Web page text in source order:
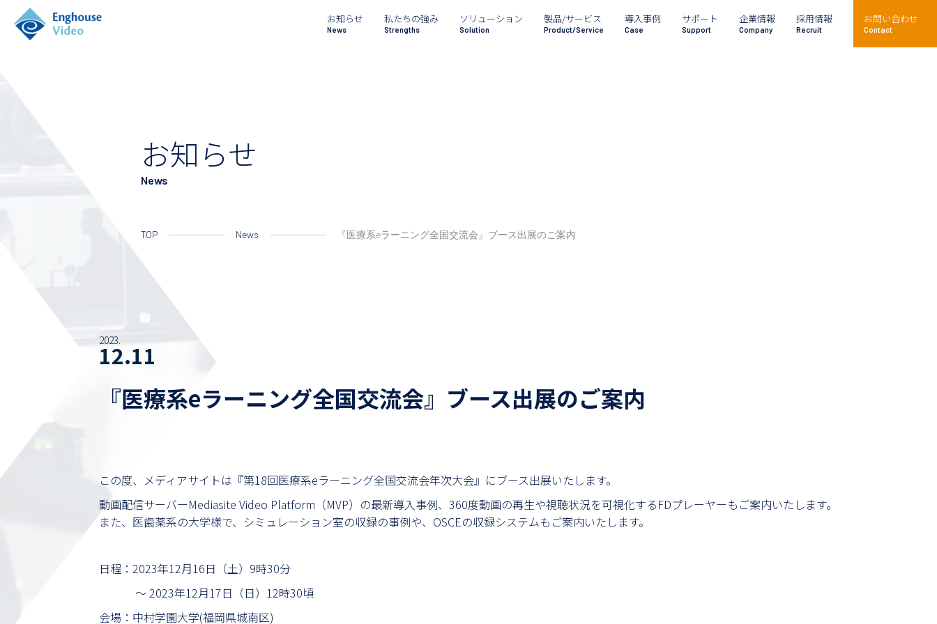
お知らせ
News
私たちの強み
Strengths
ソリューション
Solution
製品/サービス
Product/Service
導入事例
Case
サポート
Support
企業情報
Company
採用情報
Recruit
お問い合わせ
Contact
お知らせ
News
TOP News 『医療系eラーニング全国交流会』ブース出展のご案内
2023.
12.11
『医療系eラーニング全国交流会』ブース出展のご案内
この度、メディアサイトは『第18回医療系eラーニング全国交流会年次大会』にブース出展いたします。
動画配信サーバーMediasite Video Platform（MVP）の最新導入事例、360度動画の再生や視聴状況を可視化するFDプレーヤーもご案内いたします。
また、医歯薬系の大学様で、シミュレーション室の収録の事例や、OSCEの収録システムもご案内いたします。
日程：2023年12月16日（土）9時30分
～ 2023年12月17日（日）12時30頃
会場：中村学園大学(福岡県城南区)